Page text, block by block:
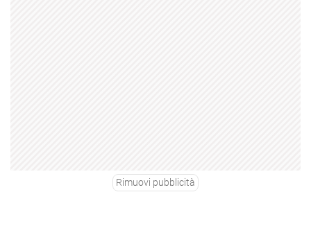
Rimuovi pubblicità